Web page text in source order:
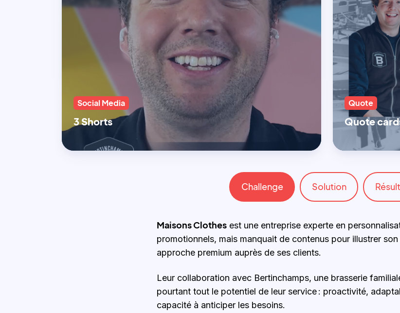
Social Media
3 Shorts
Quote
Quote
Challenge Solution
Maisons Clothes est une entreprise experte en
promotionnels, mais manquait de contenus pour illustrer
approche premium auprès de ses clients.
Leur collaboration avec Bertinchamps, une brasserie
pourtant tout le potentiel de leur service : proactivité,
capacité à anticiper les besoins.